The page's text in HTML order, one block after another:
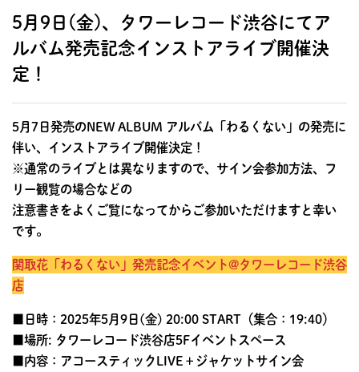
5月9日(金)、タワーレコード渋谷にてア
ルバム発売記念インストアライブ開催決
定！
5月7日発売のNEW ALBUM アルバム「わるくない」の発売に
伴い、インストアライブ開催決定！
※通常のライブとは異なりますので、サイン会参加方法、フ
リー観覧の場合などの
注意書きをよくご覧になってからご参加いただけますと幸い
です。
関取花「わるくない」発売記念イベント@タワーレコード渋谷
店
■日時：2025年5月9日(金) 20:00 START（集合：19:40）
■場所: タワーレコード渋谷店5Fイベントスペース
■内容：アコースティックLIVE＋ジャケットサイン会